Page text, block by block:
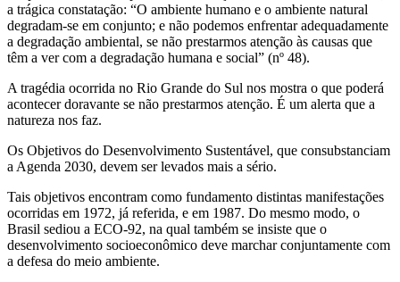
a trágica constatação: “O ambiente humano e o ambiente natural
degradam-se em conjunto; e não podemos enfrentar adequadamente
a degradação ambiental, se não prestarmos atenção às causas que
têm a ver com a degradação humana e social” (nº 48).
A tragédia ocorrida no Rio Grande do Sul nos mostra o que poderá
acontecer doravante se não prestarmos atenção. É um alerta que a
natureza nos faz.
Os Objetivos do Desenvolvimento Sustentável, que consubstanciam
a Agenda 2030, devem ser levados mais a sério.
Tais objetivos encontram como fundamento distintas manifestações
ocorridas em 1972, já referida, e em 1987. Do mesmo modo, o
Brasil sediou a ECO-92, na qual também se insiste que o
desenvolvimento socioeconômico deve marchar conjuntamente com
a defesa do meio ambiente.